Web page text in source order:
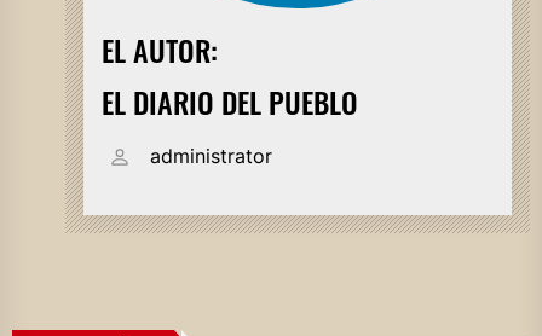
EL AUTOR:
EL DIARIO DEL PUEBLO
administrator